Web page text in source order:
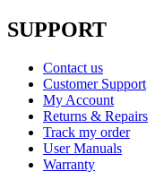
SUPPORT
Contact us
Customer Support
My Account
Returns & Repairs
Track my order
User Manuals
Warranty